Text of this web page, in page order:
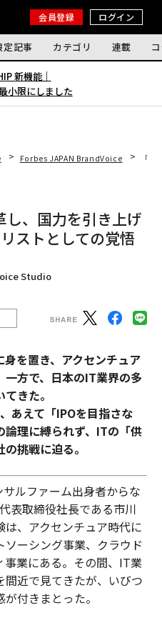
会員登録 ログイン
定記事 カテゴリ 連載
新機能｜
小限にしました
Forbes JAPAN BrandVoice 「IT
し、国力を引き上げ
ストとしての覚悟
Studio
を置き、アクセンチュア
方で、日本のIT業界の多
きた。
あえて「IPOを目指さな
論理に縛られず、ITの「供
挑戦に迫る。
ルファーム出身者からな
表取締役社長である市川
、アクセンチュア時代に
ーシング事業、クラウド
業にある。その間、IT業
近で見てきたが、いびつ
付きまとった。